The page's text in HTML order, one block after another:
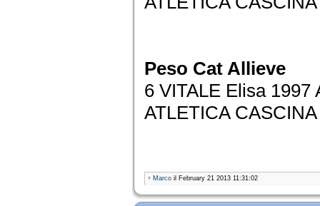
Peso Cat Allieve
6 VITALE Elisa 1997
ATLETICA
Marco il February 21 2013 11:31:02